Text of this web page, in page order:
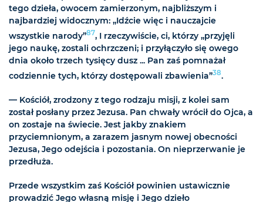
tego dzieła, owocem zamierzonym, najbliższym i
najbardziej widocznym: „Idźcie więc i nauczajcie
wszystkie narody”87, I rzeczywiście, ci, którzy „przyjęli
jego naukę, zostali ochrzczeni; i przyłączyło się owego
dnia około trzech tysięcy dusz ... Pan zaś pomnażał
codziennie tych, którzy dostępowali zbawienia”38.
— Kościół, zrodzony z tego rodzaju misji, z kolei sam
został posłany przez Jezusa. Pan chwały wrócił do Ojca, a
on zostaje na świecie. Jest jakby znakiem
przyciemnionym, a zarazem jasnym nowej obecności
Jezusa, Jego odejścia i pozostania. On nieprzerwanie je
przedłuża.
Przede wszystkim zaś Kościół powinien ustawicznie
prowadzić Jego własną misję i Jego dzieło